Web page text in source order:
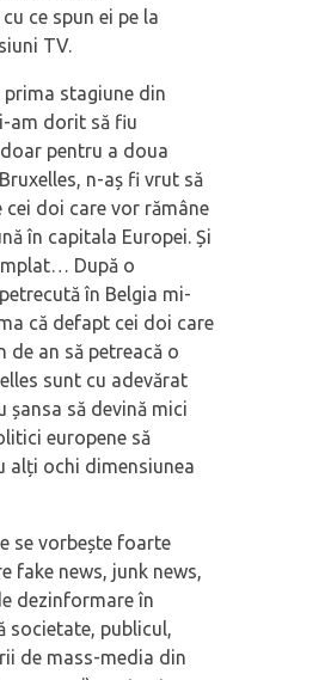
ce spun ei pe la
TV.
prima stagiune din
am dorit să fiu
pentru a doua
n-aș fi vrut să
cei doi care vor rămâne
în capitala Europei. Și
După o
în Belgia mi-
că defapt cei doi care
de an să petreacă o
sunt cu adevărat
șansa să devină mici
europene să
alți ochi dimensiunea
se vorbește foarte
fake news, junk news,
dezinformare în
societate, publicul,
de mass-media din